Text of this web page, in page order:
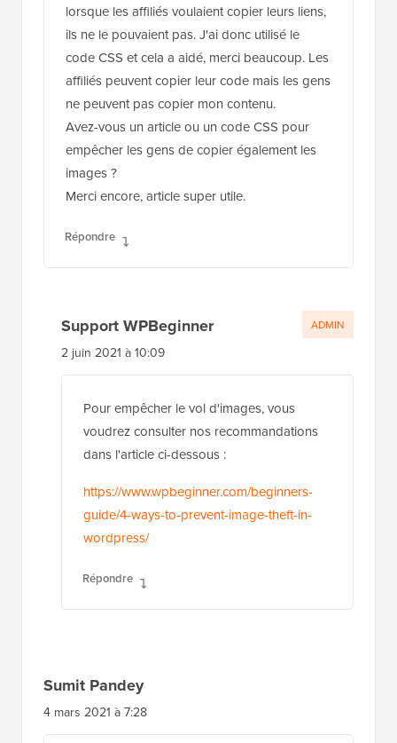
lorsque les affiliés voulaient copier leurs liens,
ils ne le pouvaient pas. J'ai donc utilisé le
code CSS et cela a aidé, merci beaucoup. Les
affiliés peuvent copier leur code mais les gens
ne peuvent pas copier mon contenu.
Avez-vous un article ou un code CSS pour
empêcher les gens de copier également les
images ?
Merci encore, article super utile.
Répondre
Support WPBeginner
2 juin 2021 à 10:09
Pour empêcher le vol d'images, vous
voudrez consulter nos recommandations
dans l'article ci-dessous :
https://www.wpbeginner.com/beginners-
guide/4-ways-to-prevent-image-theft-in-
wordpress/
Répondre
ADMIN
Sumit Pandey
4 mars 2021 à 7:28